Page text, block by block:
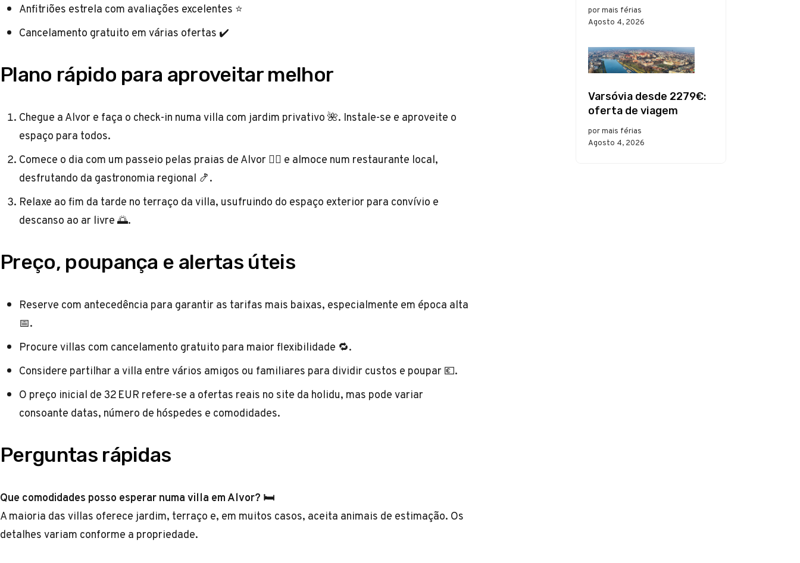
Anfitriões estrela com avaliações excelentes ⭐
Cancelamento gratuito em várias ofertas ✔️
Plano rápido para aproveitar melhor
Chegue a Alvor e faça o check-in numa villa com jardim privativo 🌺. Instale-se e aproveite o
espaço para todos.
Comece o dia com um passeio pelas praias de Alvor 🏄‍♂️ e almoce num restaurante local,
desfrutando da gastronomia regional 🍤.
Relaxe ao fim da tarde no terraço da villa, usufruindo do espaço exterior para convívio e
descanso ao ar livre 🌅.
Preço, poupança e alertas úteis
Reserve com antecedência para garantir as tarifas mais baixas, especialmente em época alta
📅.
Procure villas com cancelamento gratuito para maior flexibilidade 🔁.
Considere partilhar a villa entre vários amigos ou familiares para dividir custos e poupar 💶.
O preço inicial de 32 EUR refere-se a ofertas reais no site da holidu, mas pode variar
consoante datas, número de hóspedes e comodidades.
Perguntas rápidas
Que comodidades posso esperar numa villa em Alvor? 🛏️
A maioria das villas oferece jardim, terraço e, em muitos casos, aceita animais de estimação. Os
detalhes variam conforme a propriedade.
por mais férias
Agosto 4, 2026
Varsóvia desde 2279€:
oferta de viagem
por mais férias
Agosto 4, 2026